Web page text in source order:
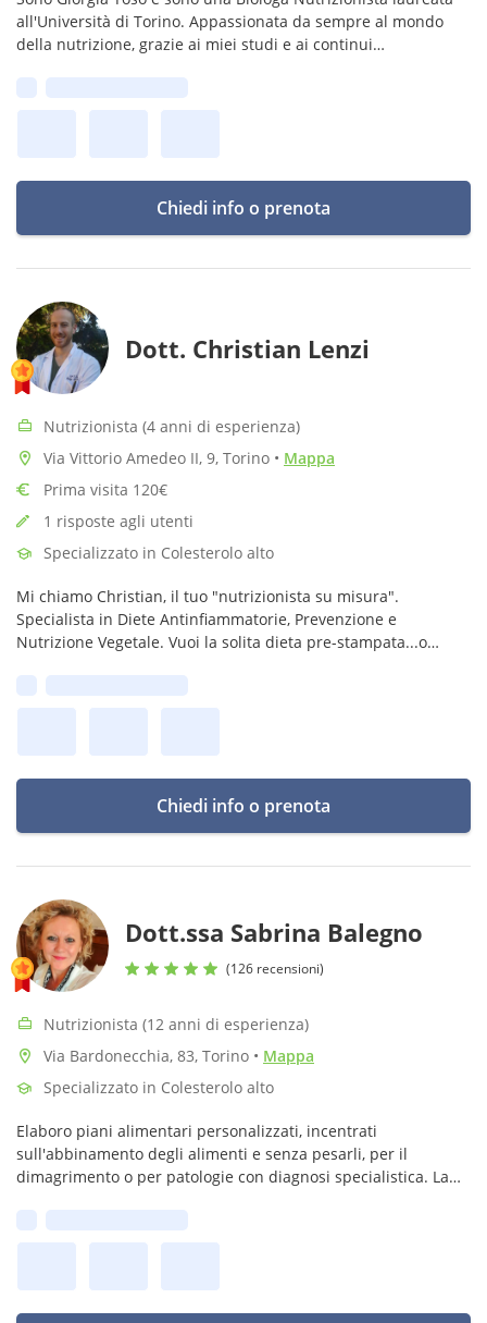
all'Università di Torino. Appassionata da sempre al mondo
della nutrizione, grazie ai miei studi e ai continui
Chiedi info o prenota
Dott. Christian Lenzi
Nutrizionista (4 anni di esperienza)
Via Vittorio Amedeo II, 9, Torino • Mappa
Prima visita 120€
1 risposte agli utenti
Specializzato in Colesterolo alto
Mi chiamo Christian, il tuo "nutrizionista su misura".
Specialista in Diete Antinfiammatorie, Prevenzione e
Nutrizione Vegetale. Vuoi la solita dieta pre-stampata...o
Chiedi info o prenota
Dott.ssa Sabrina Balegno
(126 recensioni)
Nutrizionista (12 anni di esperienza)
Via Bardonecchia, 83, Torino • Mappa
Specializzato in Colesterolo alto
Elaboro piani alimentari personalizzati, incentrati
sull'abbinamento degli alimenti e senza pesarli, per il
dimagrimento o per patologie con diagnosi specialistica. La